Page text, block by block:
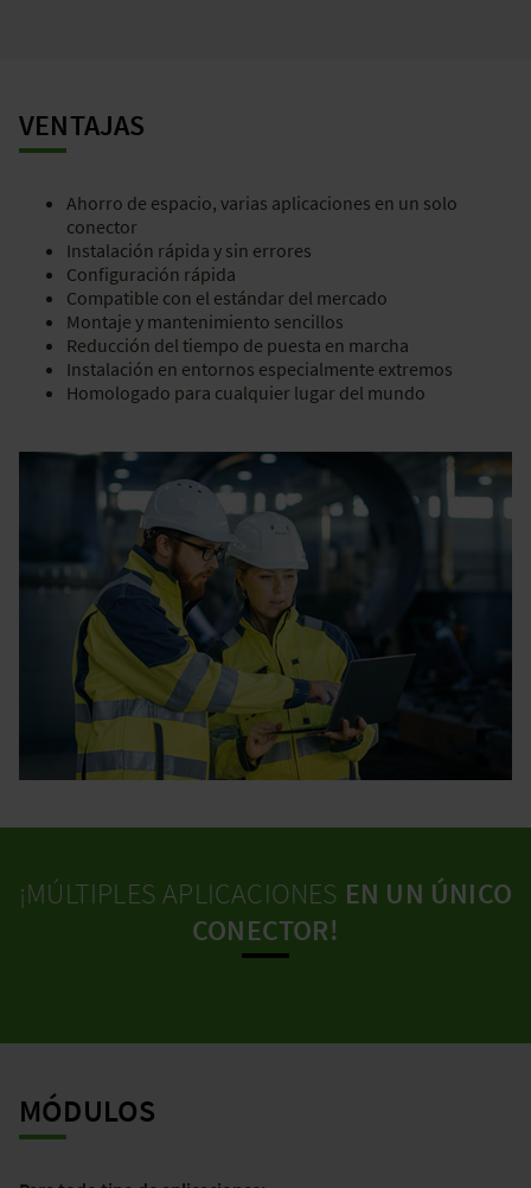
VENTAJAS
Ahorro de espacio, varias aplicaciones en un solo
conector
Instalación rápida y sin errores
Configuración rápida
Compatible con el estándar del mercado
Montaje y mantenimiento sencillos
Reducción del tiempo de puesta en marcha
Instalación en entornos especialmente extremos
Homologado para cualquier lugar del mundo
¡MÚLTIPLES APLICACIONES EN UN ÚNICO
CONECTOR!
MÓDULOS